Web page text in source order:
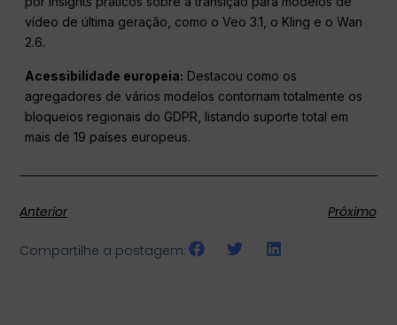
vídeo de última geração, como o Veo 3.1, o Kling e o Wan
2.6.
Acessibilidade europeia: Destacou como os
agregadores de vários modelos contornam totalmente os
bloqueios regionais do GDPR, listando suporte total em
mais de 19 países europeus.
Anterior Próximo
Compartilhe a postagem: